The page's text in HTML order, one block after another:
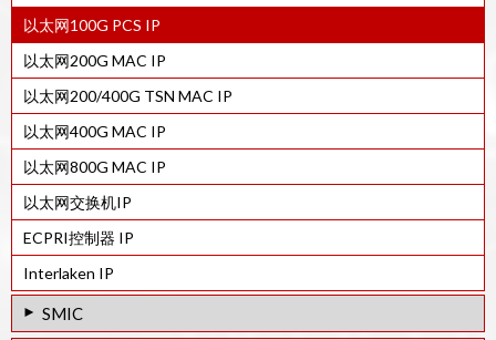
以太网100G PCS IP
以太网200G MAC IP
以太网200/400G TSN MAC IP
以太网400G MAC IP
以太网800G MAC IP
以太网交换机IP
ECPRI控制器 IP
Interlaken IP
SMIC